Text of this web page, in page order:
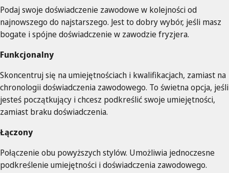
Podaj swoje doświadczenie zawodowe w kolejności od
najnowszego do najstarszego. Jest to dobry wybór, jeśli masz
bogate i spójne doświadczenie w zawodzie fryzjera.
Funkcjonalny
Skoncentruj się na umiejętnościach i kwalifikacjach, zamiast na
chronologii doświadczenia zawodowego. To świetna opcja, jeśli
jesteś początkujący i chcesz podkreślić swoje umiejętności,
zamiast braku doświadczenia.
Łączony
Połączenie obu powyższych stylów. Umożliwia jednoczesne
podkreślenie umiejętności i doświadczenia zawodowego.